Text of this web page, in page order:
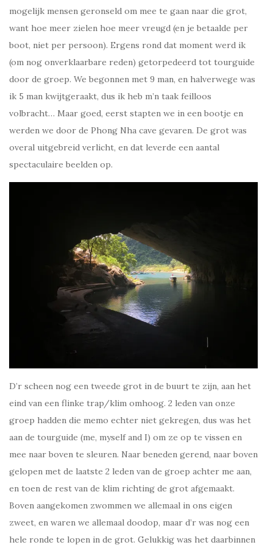
mogelijk mensen geronseld om mee te gaan naar die grot,
want hoe meer zielen hoe meer vreugd (en je betaalde per
boot, niet per persoon). Ergens rond dat moment werd ik
(om nog onverklaarbare reden) getorpedeerd tot tourguide
door de groep. We begonnen met 9 man, en halverwege was
ik 5 man kwijtgeraakt, dus ik heb m’n taak feilloos
volbracht… Maar goed, eerst stapten we in een bootje en
werden we door de Phong Nha cave gevaren. De grot was
overal uitgebreid verlicht, en dat leverde een aantal
spectaculaire beelden op.
D’r scheen nog een tweede grot in de buurt te zijn, aan het
eind van een flinke trap/klim omhoog. 2 leden van onze
groep hadden die memo echter niet gekregen, dus was het
aan de tourguide (me, myself and I) om ze op te vissen en
mee naar boven te sleuren. Naar beneden gerend, naar boven
gelopen met de laatste 2 leden van de groep achter me aan,
en toen de rest van de klim richting de grot afgemaakt.
Boven aangekomen zwommen we allemaal in ons eigen
zweet, en waren we allemaal doodop, maar d’r was nog een
hele ronde te lopen in de grot. Gelukkig was het daarbinnen